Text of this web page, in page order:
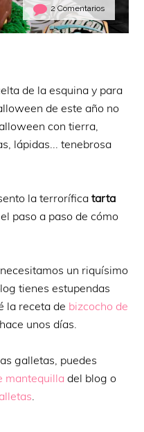
2 Comentarios
de la esquina y para
de este año no
con tierra,
lápidas... tenebrosa
la terroríficatarta
paso a paso de cómo
un riquísimo
tienes estupendas
la receta de bizcocho de
unos días.
galletas, puedes
mantequilla del blog o
.